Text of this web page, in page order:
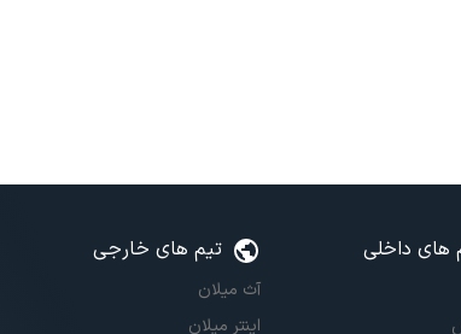
های داخلی تیم های خارجی
آث میلان
اینتر میلان